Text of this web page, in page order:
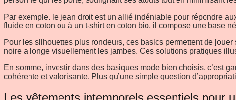
Par exemple, le jean droit est un allié indéniable pour répondre
fluide en coton ou à un t-shirt en coton bio, il compose une base
Pour les silhouettes plus rondeurs, ces basics permettent de
noire allonge visuellement les jambes. Ces solutions pratiques
En somme, investir dans des basiques mode bien choisis, c’est
cohérente et valorisante. Plus qu’une simple question
Les vêtements intemporels essentiels pour